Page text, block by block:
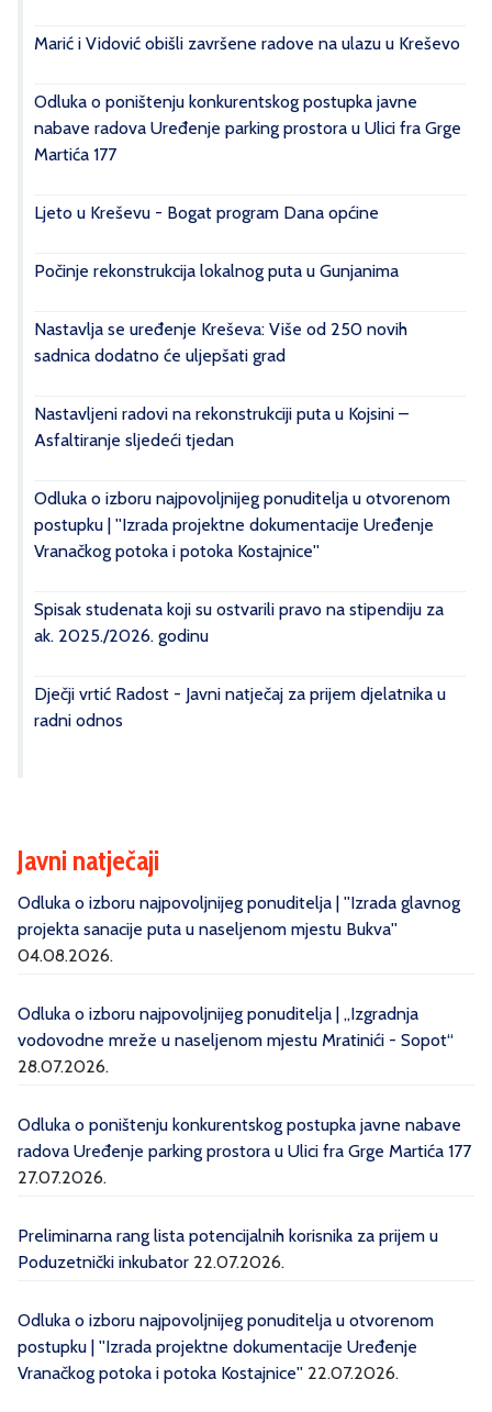
Marić i Vidović obišli završene radove na ulazu u Kreševo
Odluka o poništenju konkurentskog postupka javne
nabave radova Uređenje parking prostora u Ulici fra Grge
Martića 177
Ljeto u Kreševu - Bogat program Dana općine
Počinje rekonstrukcija lokalnog puta u Gunjanima
Nastavlja se uređenje Kreševa: Više od 250 novih
sadnica dodatno će uljepšati grad
Nastavljeni radovi na rekonstrukciji puta u Kojsini –
Asfaltiranje sljedeći tjedan
Odluka o izboru najpovoljnijeg ponuditelja u otvorenom
postupku | ''Izrada projektne dokumentacije Uređenje
Vranačkog potoka i potoka Kostajnice''
Spisak studenata koji su ostvarili pravo na stipendiju za
ak. 2025./2026. godinu
Dječji vrtić Radost - Javni natječaj za prijem djelatnika u
radni odnos
Javni natječaji
Odluka o izboru najpovoljnijeg ponuditelja | ''Izrada glavnog
projekta sanacije puta u naseljenom mjestu Bukva''
04.08.2026.
Odluka o izboru najpovoljnijeg ponuditelja | „Izgradnja
vodovodne mreže u naseljenom mjestu Mratinići - Sopot“
28.07.2026.
Odluka o poništenju konkurentskog postupka javne nabave
radova Uređenje parking prostora u Ulici fra Grge Martića 177
27.07.2026.
Preliminarna rang lista potencijalnih korisnika za prijem u
Poduzetnički inkubator 22.07.2026.
Odluka o izboru najpovoljnijeg ponuditelja u otvorenom
postupku | ''Izrada projektne dokumentacije Uređenje
Vranačkog potoka i potoka Kostajnice'' 22.07.2026.